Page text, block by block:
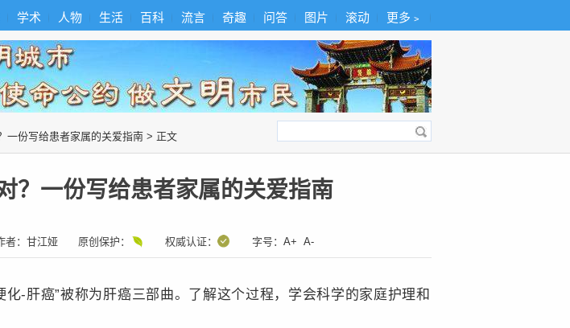
学术 人物 生活 百科 流言 奇趣 问答 图片 滚动 更多﹥
一份写给患者家属的关爱指南 > 正文
？一份写给患者家属的关爱指南
者： 甘江娅 原创保护： 权威认证： 字号： A+ A-
肝癌”被称为肝癌三部曲。了解这个过程，学会科学的家庭护理和